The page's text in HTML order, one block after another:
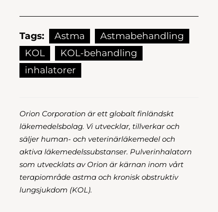
Tags: Astma
Astmabehandling
KOL
KOL-behandling
inhalatorer
Orion Corporation är ett globalt finländskt
läkemedelsbolag. Vi utvecklar, tillverkar och
säljer human- och veterinärläkemedel och
aktiva läkemedelssubstanser. Pulverinhalatorn
som utvecklats av Orion är kärnan inom vårt
terapiområde astma och kronisk obstruktiv
lungsjukdom (KOL).